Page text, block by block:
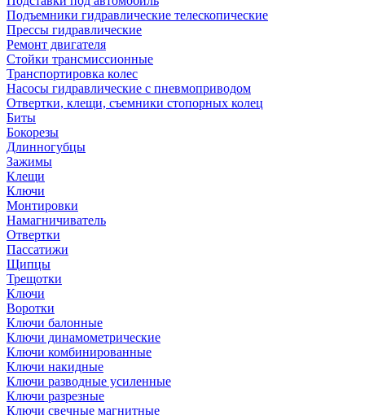
Подъемники гидравлические телескопические
Прессы гидравлические
Ремонт двигателя
Стойки трансмиссионные
Транспортировка колес
Насосы гидравлические с пневмоприводом
Отвертки, клещи, съемники стопорных колец
Биты
Бокорезы
Длинногубцы
Зажимы
Клещи
Ключи
Монтировки
Намагничиватель
Отвертки
Пассатижи
Щипцы
Трещотки
Ключи
Воротки
Ключи балонные
Ключи динамометрические
Ключи комбинированные
Ключи накидные
Ключи разводные усиленные
Ключи разрезные
Ключи свечные магнитные